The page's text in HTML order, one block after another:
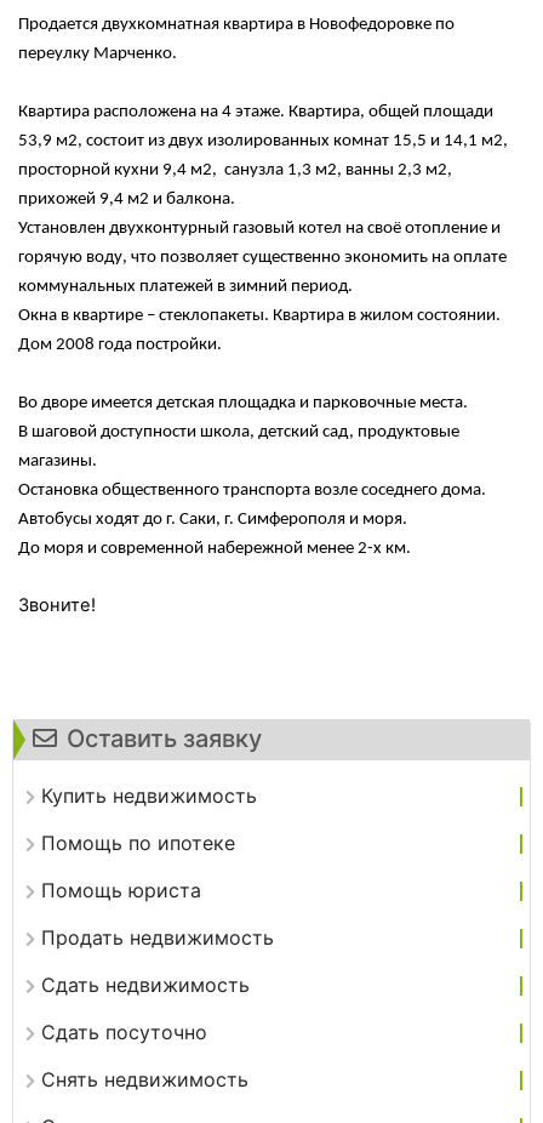
Оставить заявку
Купить недвижимость
Помощь по ипотеке
Помощь юриста
Продать недвижимость
Сдать недвижимость
Сдать посуточно
Снять недвижимость
Продается двухкомнатная квартира в Новофедоровке по
переулку Марченко.
Квартира расположена на 4 этаже. Квартира, общей площади
53,9 м2, состоит из двух изолированных комнат 15,5 и 14,1 м2,
просторной кухни 9,4 м2, санузла 1,3 м2, ванны 2,3 м2,
прихожей 9,4 м2 и балкона.
Установлен двухконтурный газовый котел на своё отопление и
горячую воду, что позволяет существенно экономить на оплате
коммунальных платежей в зимний период.
Окна в квартире – стеклопакеты. Квартира в жилом состоянии.
Дом 2008 года постройки.
Во дворе имеется детская площадка и парковочные места.
В шаговой доступности школа, детский сад, продуктовые
магазины.
Остановка общественного транспорта возле соседнего дома.
Автобусы ходят до г. Саки, г. Симферополя и моря.
До моря и современной набережной менее 2-х км.
Звоните!